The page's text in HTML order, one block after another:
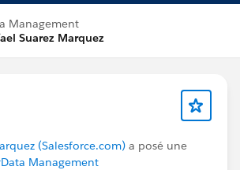
Management
Suarez Marquez
(Salesforce.com) a posé une
Management